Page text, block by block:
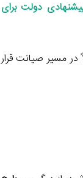
دولت برای
در مسیر صیانت قرار